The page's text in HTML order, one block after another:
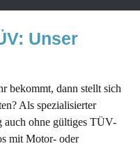
Unser
bekommt, dann stellt sich
Als spezialisierter
auch ohne gültiges TÜV-
mit Motor- oder